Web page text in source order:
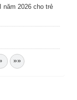
năm 2026 cho trẻ
»»